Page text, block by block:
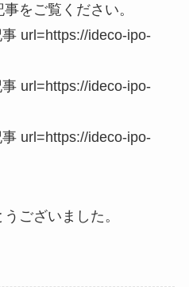
をご覧ください。
url=https://ideco-ipo-
url=https://ideco-ipo-
url=https://ideco-ipo-
ございました。